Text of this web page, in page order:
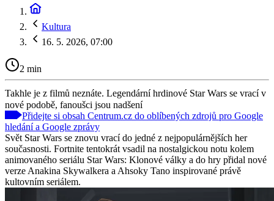
Kultura
16. 5. 2026, 07:00
2 min
Takhle je z filmů neznáte. Legendární hrdinové Star Wars se vrací v
nové podobě, fanoušci jsou nadšení
Přidejte si obsah Centrum.cz do oblíbených zdrojů pro Google
hledání a Google zprávy
Svět Star Wars se znovu vrací do jedné z nejpopulárnějších her
současnosti. Fortnite tentokrát vsadil na nostalgickou notu kolem
animovaného seriálu Star Wars: Klonové války a do hry přidal nové
verze Anakina Skywalkera a Ahsoky Tano inspirované právě
kultovním seriálem.